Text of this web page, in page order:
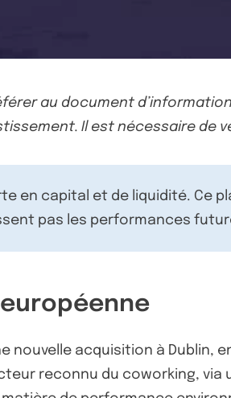
au document
Il est nécessaire
en capital et de liquidité. Ce
pas les performances
européenne
nouvelle acquisition à Dublin,
reconnu du coworking,